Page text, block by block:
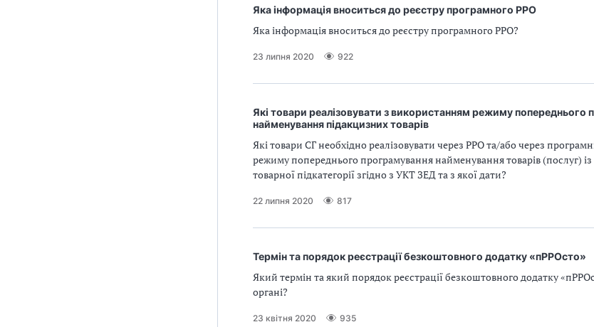
Яка інформація вноситься до реєстру програмного РРО
Яка інформація вноситься до реєстру програмного РРО?
23 липня 2020 922
Які товари реалізовувати з використанням режиму попереднього
найменування підакцизних товарів
Які товари CГ необхідно реалізовувати через РРО та/або через
режиму попереднього програмування найменування товарів (послуг)
товарної підкатегорії згідно з УКТ ЗЕД та з якої дати?
22 липня 2020 817
Термін та порядок реєстрації безкоштовного додатку «пРРОсто»
Який термін та який порядок реєстрації безкоштовного додатку
органі?
23 квітня 2020 935